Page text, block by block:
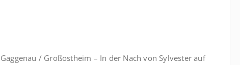
Gaggenau / Großostheim – In der Nach von Sylvester auf